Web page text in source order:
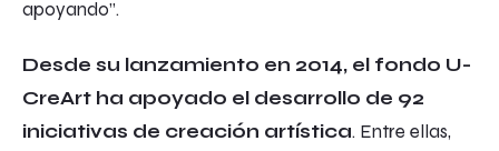
apoyando”.
Desde su lanzamiento en 2014, el fondo U-
CreArt ha apoyado el desarrollo de 92
iniciativas de creación artística. Entre ellas,